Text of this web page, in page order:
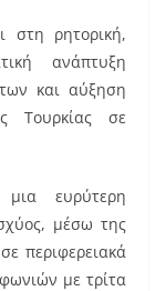
στη ρητορική,
ανάπτυξη
και αύξηση
Τουρκίας σε
ευρύτερη
μέσω της
περιφερειακά
με τρίτα